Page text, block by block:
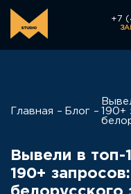
+7
Главная Блог
190+
Вывели в топ-
190+